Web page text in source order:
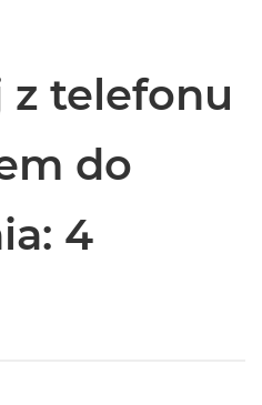
z telefonu
do
4